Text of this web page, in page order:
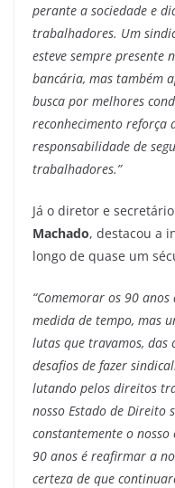
perante a sociedade e
trabalhadores. Um
esteve sempre presente
bancária, mas também
busca por melhores
reconhecimento reforça
responsabilidade de
trabalhadores.”
Já o diretor e
Machado, destacou a
longo de quase um
“Comemorar os 90
medida de tempo, mas
lutas que travamos, das
desafios de fazer
lutando pelos direitos
nosso Estado de Direito
constantemente o
90 anos é reafirmar a
certeza de que